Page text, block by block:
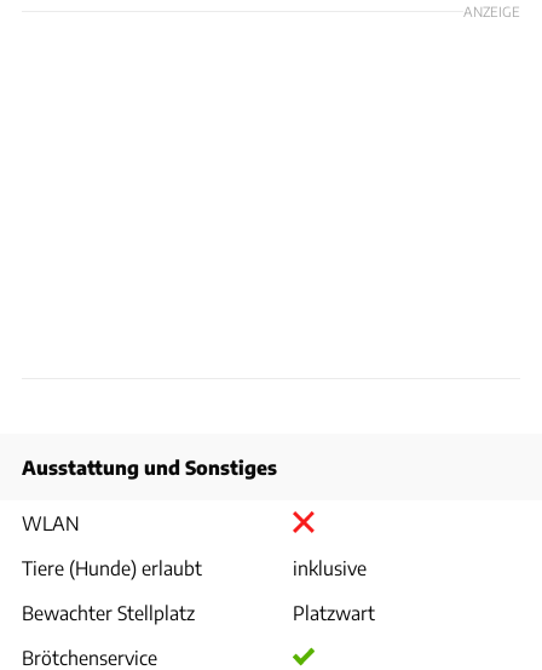
ANZEIGE
Ausstattung und Sonstiges
WLAN
Tiere (Hunde) erlaubt
inklusive
Bewachter Stellplatz
Platzwart
Brötchenservice